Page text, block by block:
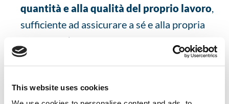
This website uses cookies
quantità e alla qualità del proprio lavoro,
sufficiente ad assicurare a sé e alla propria
famiglia un’esistenza dignitosa.
SA8000 permette a un’organizzazione di
raggiungere, attraverso il miglioramento